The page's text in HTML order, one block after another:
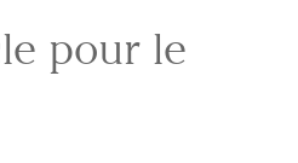
pour le